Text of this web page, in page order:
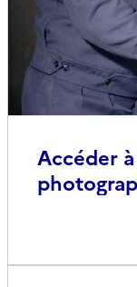
Accéder